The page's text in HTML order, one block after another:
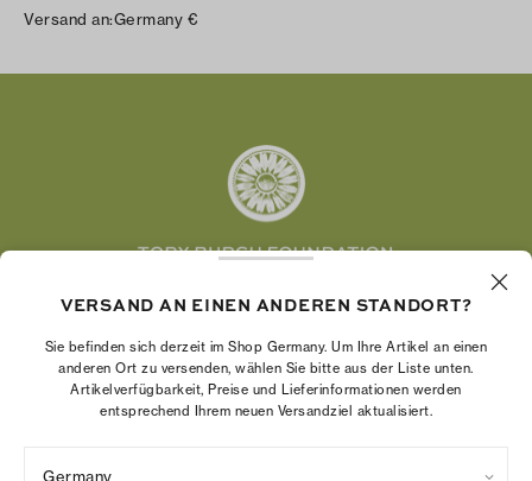
Twitter
Versand an:Germany €
Die Tory Burch Foundation stärkt die
Unternehmerinnen dabei unterstützt, ein starkes
und beständiges Unternehmen aufzubauen.
VERSAND AN EINEN ANDEREN STANDORT?
Sie befinden sich derzeit im Shop Germany. Um Ihre Artikel an einen
anderen Ort zu versenden, wählen Sie bitte aus der Liste unten.
Artikelverfügbarkeit, Preise und Lieferinformationen werden
entsprechend Ihrem neuen Versandziel aktualisiert.
Germany